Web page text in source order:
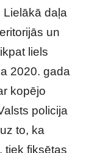
daļa
un
liels
2020. gada
kopējo
policija
to, ka
tiek fiksētas